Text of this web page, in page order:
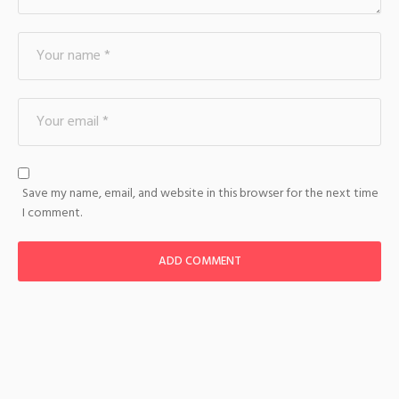
Save my name, email, and website in this browser for the next time
I comment.